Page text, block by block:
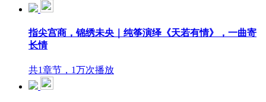
指尖宫商，锦绣未央｜纯筝演绎《天若有情》，一曲寄
长情
共1章节，1万次播放